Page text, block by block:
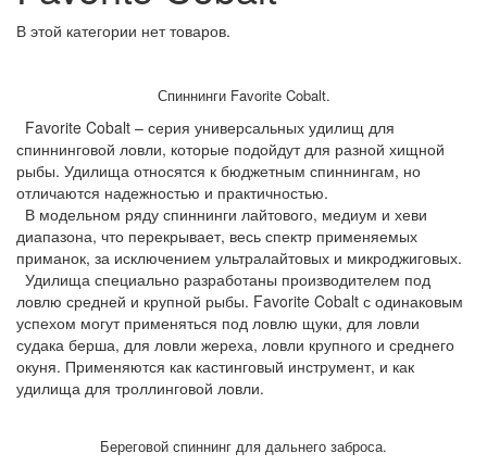
В этой категории нет товаров.
Спиннинги Favorite Cobalt.
Favorite Cobalt – серия универсальных удилищ для
спиннинговой ловли, которые подойдут для разной хищной
рыбы. Удилища относятся к бюджетным спиннингам, но
отличаются надежностью и практичностью.
В модельном ряду спиннинги лайтового, медиум и хеви
диапазона, что перекрывает, весь спектр применяемых
приманок, за исключением ультралайтовых и микроджиговых.
Удилища специально разработаны производителем под
ловлю средней и крупной рыбы. Favorite Cobalt с одинаковым
успехом могут применяться под ловлю щуки, для ловли
судака берша, для ловли жереха, ловли крупного и среднего
окуня. Применяются как кастинговый инструмент, и как
удилища для троллинговой ловли.
Береговой спиннинг для дальнего заброса.